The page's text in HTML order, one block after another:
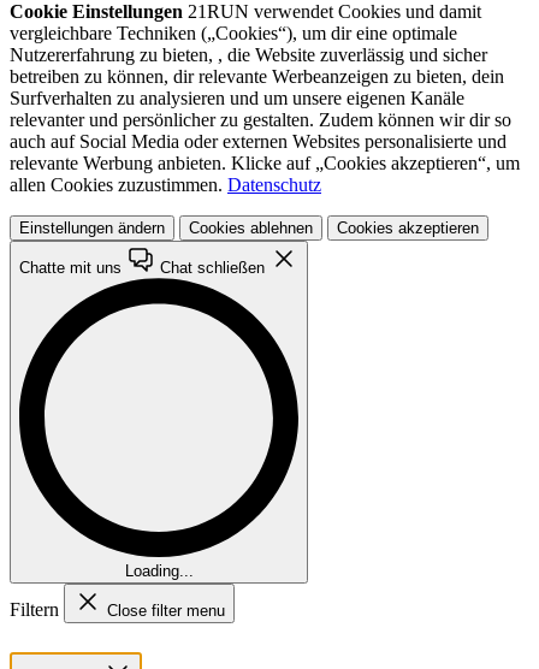
Cookie Einstellungen 21RUN verwendet Cookies und damit
vergleichbare Techniken („Cookies“), um dir eine optimale
Nutzererfahrung zu bieten, , die Website zuverlässig und sicher
betreiben zu können, dir relevante Werbeanzeigen zu bieten, dein
Surfverhalten zu analysieren und um unsere eigenen Kanäle
relevanter und persönlicher zu gestalten. Zudem können wir dir so
auch auf Social Media oder externen Websites personalisierte und
relevante Werbung anbieten. Klicke auf „Cookies akzeptieren“, um
allen Cookies zuzustimmen. Datenschutz
Einstellungen ändern Cookies ablehnen Cookies akzeptieren
Chatte mit uns Chat schließen
Loading...
Filtern Close filter menu